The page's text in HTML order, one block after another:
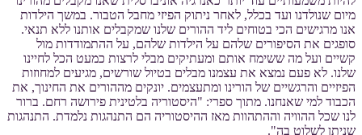
מיום שנולדנו ועד בכלל, לאחר ניתוק הפיזי מחבל הטבור. במשך הילדות
אנו מרגישים הכי בטוחים ליד ההורים שלנו שמקבלים אותנו ללא תנאי.
סופגים את הסיפורים שלהם על הילדות שלהם, על ההתמודדות מול
קשיים ועל מה ששימח אותם ומעתיקים מבלי לרצות כמעט הכל לחיינו
שלנו. לא פעם נמצא את עצמנו מבלים בטיול שורשים, מגיעים למחוזות
הפיזיים והרגשיים של הורינו ומתעצמים. יונקים מההורים את החינוך, את
הכבוד למי שאנחנו. מתוך ספרי: "היסטוריה בלטינית פירושה רחם. ברור
לנו שכל ההוויה וההתהוות מאז ההיסטוריה הם התנהגות נלמדת. התנהגות
שניתן לשלוט בה".